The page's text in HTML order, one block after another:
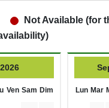
Not Available (for
Ven Sam Dim Lun Mar